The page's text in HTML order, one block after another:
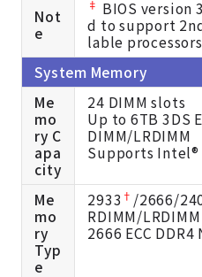
Not
e
‡ BIOS version
d to support
lable processors
System Memory
Me
mo
ry C
apa
city
24 DIMM slots
Up to 6TB 3DS
DIMM/LRDIMM
Supports Intel®
Me
mo
ry
Typ
e
2933 † /2666/
RDIMM/LRDIMM
2666 ECC DDR4